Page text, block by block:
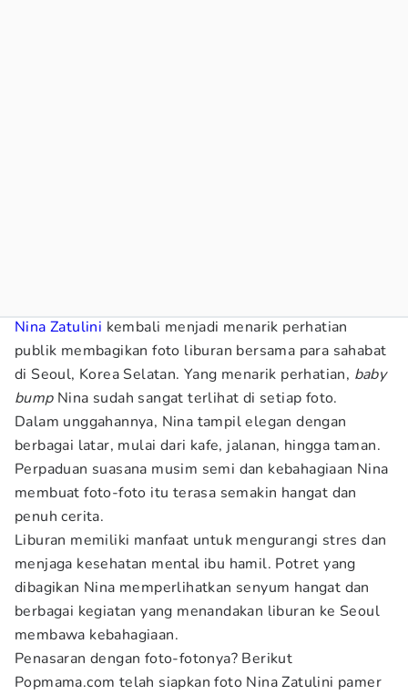
Nina Zatulini kembali menjadi menarik perhatian
publik membagikan foto liburan bersama para sahabat
di Seoul, Korea Selatan. Yang menarik perhatian, baby
bumpNina sudah sangat terlihat di setiap foto.
Dalam unggahannya, Nina tampil elegan dengan
berbagai latar, mulai dari kafe, jalanan, hingga taman.
Perpaduan suasana musim semi dan kebahagiaan Nina
membuat foto-foto itu terasa semakin hangat dan
penuh cerita.
Liburan memiliki manfaat untuk mengurangi stres dan
menjaga kesehatan mental ibu hamil. Potret yang
dibagikan Nina memperlihatkan senyum hangat dan
berbagai kegiatan yang menandakan liburan ke Seoul
membawa kebahagiaan.
Penasaran dengan foto-fotonya? Berikut
Popmama.com telah siapkan foto Nina Zatulini pamer